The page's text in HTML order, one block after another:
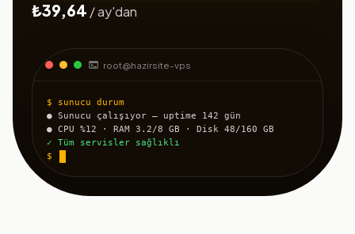
root@hazirsite-vps
$ sunucu durum
● Sunucu çalışıyor — uptime 142 gün
● CPU %12 · RAM 3.2/8 GB · Disk 48/160 GB
✓ Tüm servisler sağlıklı
$
₺39,64 / ay'dan